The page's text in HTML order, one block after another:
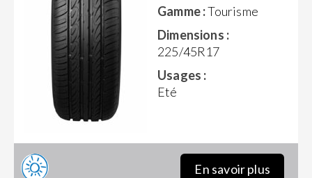
Gamme :Tourisme
Dimensions :
225/45R17
Usages :
Eté
En savoir plus